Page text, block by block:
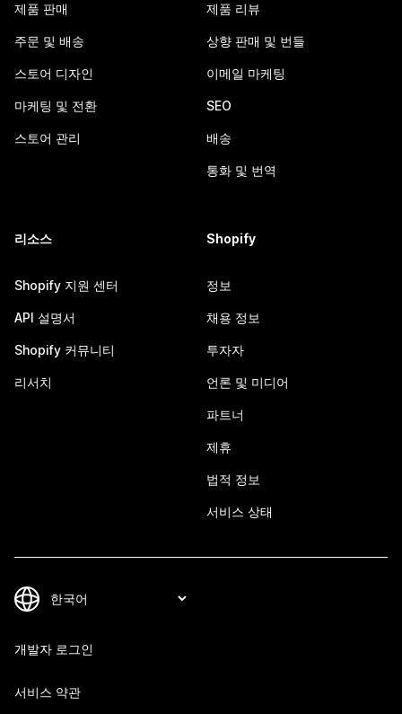
제품 판매
주문 및 배송
스토어 디자인
마케팅 및 전환
스토어 관리
제품 리뷰
상향 판매 및 번들
이메일 마케팅
SEO
배송
통화 및 번역
리소스
Shopify 지원 센터
API 설명서
Shopify 커뮤니티
리서치
Shopify
정보
채용 정보
투자자
언론 및 미디어
파트너
제휴
법적 정보
서비스 상태
개발자 로그인
서비스 약관